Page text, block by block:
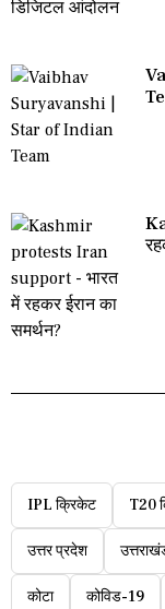
IPL क्रिकेट T20
उत्तर प्रदेश
कोटा कोविड-19